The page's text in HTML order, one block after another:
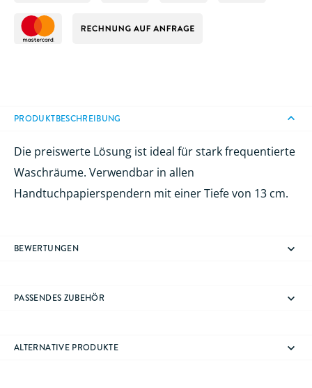
PRODUKTBESCHREIBUNG
Die preiswerte Lösung ist ideal für stark frequentierte
Waschräume. Verwendbar in allen
Handtuchpapierspendern mit einer Tiefe von 13 cm.
BEWERTUNGEN
PASSENDES ZUBEHÖR
ALTERNATIVE PRODUKTE